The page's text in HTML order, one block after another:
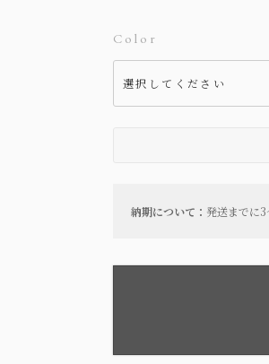
納期について： 発送までに3
Color